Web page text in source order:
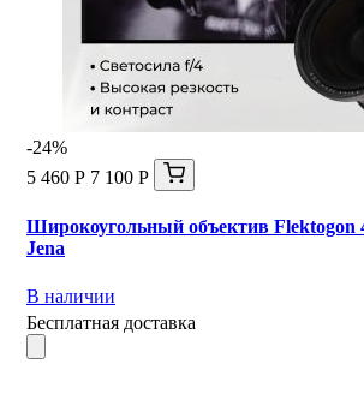
-24%
5 460 Р 7 100 Р
Широкоугольный объектив Flektogon
Jena
В наличии
Бесплатная доставка